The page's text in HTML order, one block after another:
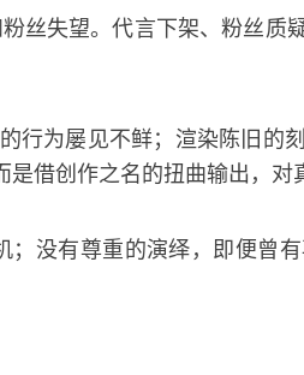
丝失望。代言下架、粉丝质
行为屡见不鲜；渲染陈旧的
借创作之名的扭曲输出，对
没有尊重的演绎，即便曾